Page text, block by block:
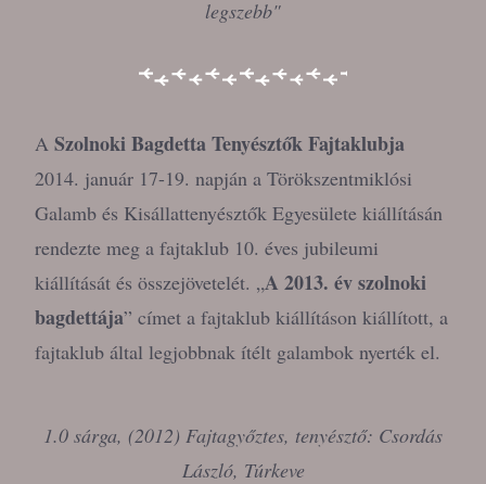
legszebb"
ASzolnoki Bagdetta Tenyésztők Fajtaklubja
2014. január 17-19. napján a Törökszentmiklósi
Galamb és Kisállattenyésztők Egyesülete kiállításán
rendezte meg a fajtaklub 10. éves jubileumi
kiállítását és összejövetelét. „A 2013. év szolnoki
bagdettája” címet a fajtaklub kiállításon kiállított, a
fajtaklub által legjobbnak ítélt galambok nyerték el.
1.0 sárga, (2012) Fajtagyőztes, tenyésztő: Csordás
László, Túrkeve